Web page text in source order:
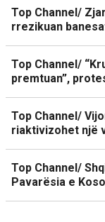
Top Channel/
rrezikuan
Top Channel/
premtuan”,
Top Channel/
riaktivizohet një
Top Channel/
Pavarësia e